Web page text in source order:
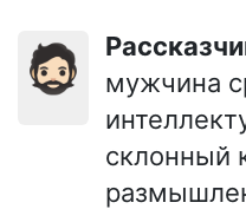
🧔🏻
мужчина
склонный